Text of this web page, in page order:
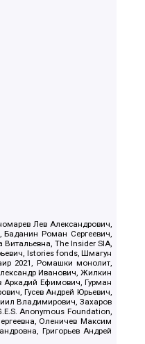
Лев Александрович,
Роман Сергеевич,
The Insider SIA,
Istories fonds, Шмагун
2021, Ромашки монолит,
Иванович, Жилкин
Аркадий Ефимович, Гурман
Гусев Андрей Юрьевич,
Владимирович, Захаров
Anonymous Foundation,
Оленичев Максим
Григорьев Андрей